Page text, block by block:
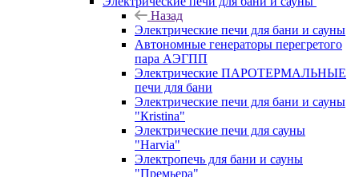
Назад
Электрические печи для бани и сауны
Автономные генераторы перегретого
пара АЭГПП
Электрические ПАРОТЕРМАЛЬНЫЕ
печи для бани
Электрические печи для бани и сауны
"Кristina"
Электрические печи для сауны
"Harvia"
Электропечь для бани и сауны
"Премьера"